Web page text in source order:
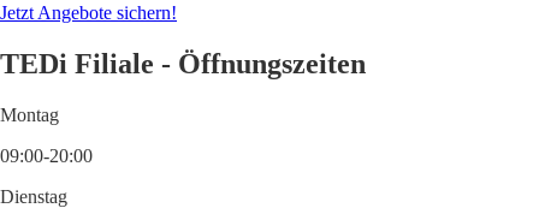
Jetzt Angebote sichern!
TEDi Filiale - Öffnungszeiten
Montag
09:00-20:00
Dienstag